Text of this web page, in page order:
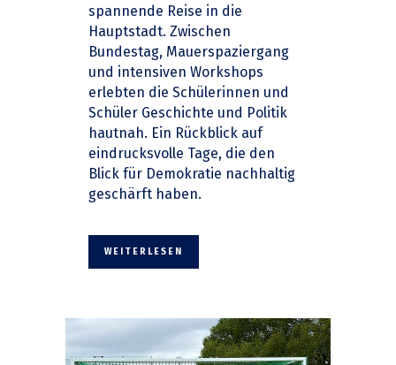
spannende Reise in die
Hauptstadt. Zwischen
Bundestag, Mauerspaziergang
und intensiven Workshops
erlebten die Schülerinnen und
Schüler Geschichte und Politik
hautnah. Ein Rückblick auf
eindrucksvolle Tage, die den
Blick für Demokratie nachhaltig
geschärft haben.
WEITERLESEN